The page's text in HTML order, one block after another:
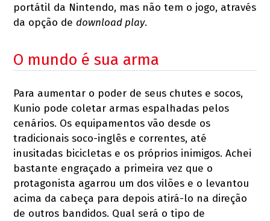
portátil da Nintendo, mas não tem o jogo, através
da opção dedownload play.
O mundo é sua arma
Para aumentar o poder de seus chutes e socos,
Kunio pode coletar armas espalhadas pelos
cenários. Os equipamentos vão desde os
tradicionais soco-inglês e correntes, até
inusitadas bicicletas e os próprios inimigos. Achei
bastante engraçado a primeira vez que o
protagonista agarrou um dos vilões e o levantou
acima da cabeça para depois atirá-lo na direção
de outros bandidos. Qual será o tipo de